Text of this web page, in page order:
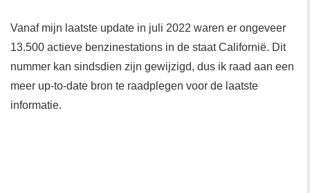
Vanaf mijn laatste update in juli 2022 waren er ongeveer
13.500 actieve benzinestations in de staat Californië. Dit
nummer kan sindsdien zijn gewijzigd, dus ik raad aan een
meer up-to-date bron te raadplegen voor de laatste
informatie.